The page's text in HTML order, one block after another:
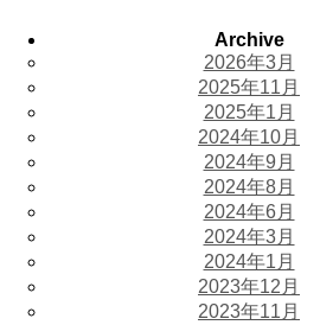
Archive
2026年3月
2025年11月
2025年1月
2024年10月
2024年9月
2024年8月
2024年6月
2024年3月
2024年1月
2023年12月
2023年11月